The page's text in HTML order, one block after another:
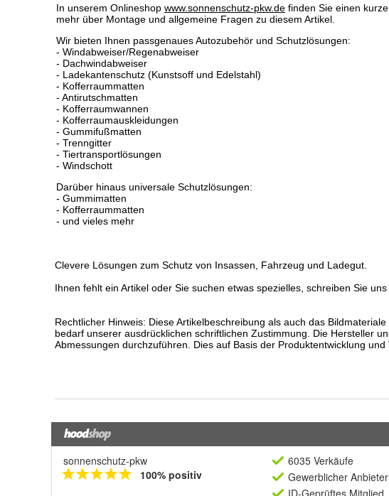
sonnenschutz-pkw
100% positiv
6035 Verkäufe
Gewerblicher Anbieter
ID-Geprüftes Mitglied